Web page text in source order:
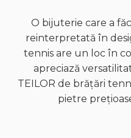
O bijuterie care a
reinterpretată în
tennis are un loc în
apreciază
TEILOR de brățări
pietre